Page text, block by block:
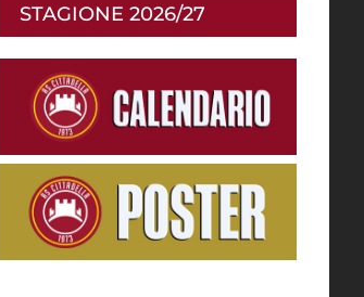
STAGIONE 2026/27